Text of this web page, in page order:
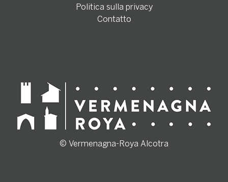
Politica sulla privacy
Contatto
© Vermenagna-Roya Alcotra